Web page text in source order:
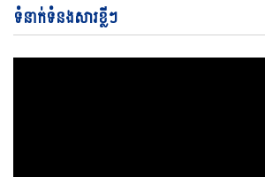
ទំនាក់ទំនងសារខ្លីៗ